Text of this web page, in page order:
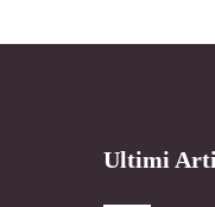
Ultimi